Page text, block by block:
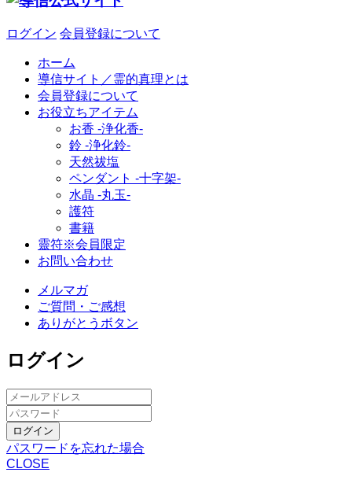
ログイン 会員登録について
ホーム
導信サイト／霊的真理とは
会員登録について
お役立ちアイテム
お香 ‐浄化香‐
鈴 ‐浄化鈴‐
天然祓塩
ペンダント -十字架-
水晶 -丸玉-
護符
書籍
靈符※会員限定
お問い合わせ
メルマガ
ご質問・ご感想
ありがとうボタン
ログイン
ログイン
パスワードを忘れた場合
CLOSE